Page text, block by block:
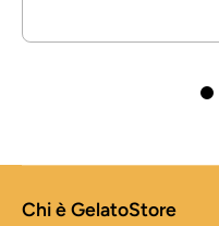
Chi è GelatoStore